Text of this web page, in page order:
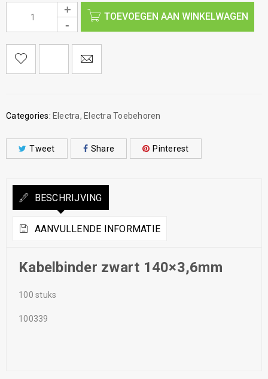
TOEVOEGEN AAN WINKELWAGEN
Categories: Electra, Electra Toebehoren
Tweet Share Pinterest
BESCHRIJVING
AANVULLENDE INFORMATIE
Kabelbinder zwart 140×3,6mm
100 stuks
100339